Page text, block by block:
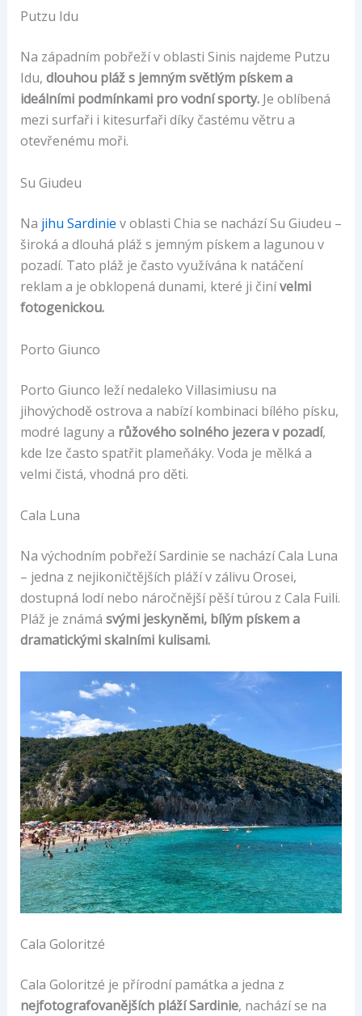
Putzu Idu
Na západním pobřeží v oblasti Sinis najdeme Putzu
Idu, dlouhou pláž s jemným světlým pískem a
ideálními podmínkami pro vodní sporty.Je oblíbená
mezi surfaři i kitesurfaři díky častému větru a
otevřenému moři.
Su Giudeu
Na jihu Sardinie v oblasti Chia se nachází Su Giudeu –
široká a dlouhá pláž s jemným pískem a lagunou v
pozadí. Tato pláž je často využívána k natáčení
reklam a je obklopená dunami, které ji činívelmi
fotogenickou.
Porto Giunco
Porto Giunco leží nedaleko Villasimiusu na
jihovýchodě ostrova a nabízí kombinaci bílého písku,
modré laguny a růžového solného jezera v pozadí,
kde lze často spatřit plameňáky. Voda je mělká a
velmi čistá, vhodná pro děti.
Cala Luna
Na východním pobřeží Sardinie se nachází Cala Luna
– jedna z nejikoničtějších pláží v zálivu Orosei,
dostupná lodí nebo náročnější pěší túrou z Cala Fuili.
Pláž je známá svými jeskyněmi, bílým pískem a
dramatickými skalními kulisami.
Cala Goloritzé
Cala Goloritzé je přírodní památka a jedna z
nejfotografovanějších pláží Sardinie, nachází se na